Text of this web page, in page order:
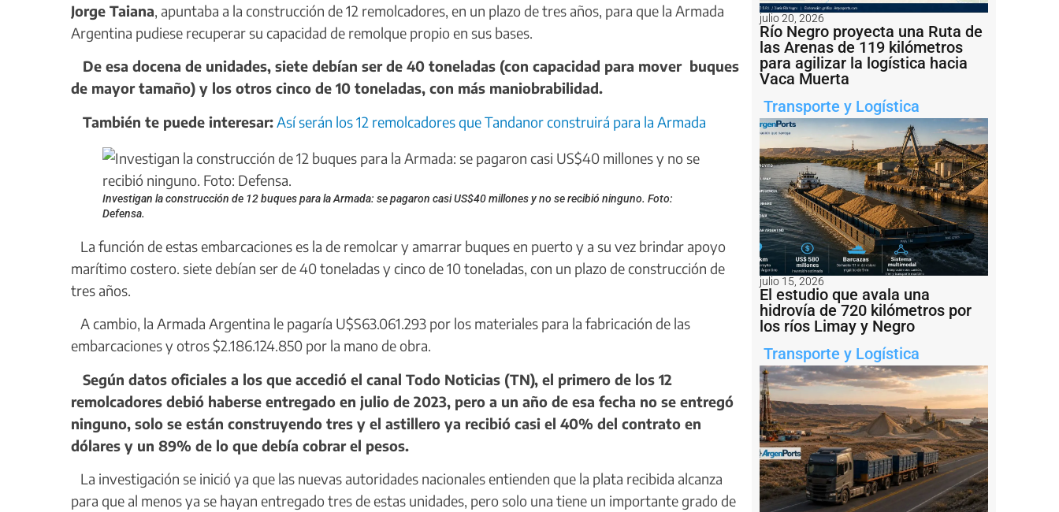
Jorge Taiana, apuntaba a la construcción de 12 remolcadores, en un plazo de tres años, para que la Armada
Argentina pudiese recuperar su capacidad de remolque propio en sus bases.
De esa docena de unidades, siete debían ser de 40 toneladas (con capacidad para mover buques
de mayor tamaño) y los otros cinco de 10 toneladas, con más maniobrabilidad.
También te puede interesar:Así serán los 12 remolcadores que Tandanor construirá para la Armada
Investigan la construcción de 12 buques para la Armada: se pagaron casi US$40 millones y no se recibió ninguno. Foto:
Defensa.
La función de estas embarcaciones es la de remolcar y amarrar buques en puerto y a su vez brindar apoyo
marítimo costero. siete debían ser de 40 toneladas y cinco de 10 toneladas, con un plazo de construcción de
tres años.
A cambio, la Armada Argentina le pagaría U$S63.061.293 por los materiales para la fabricación de las
embarcaciones y otros $2.186.124.850 por la mano de obra.
Según datos oficiales a los que accedió el canal Todo Noticias (TN), el primero de los 12
remolcadores debió haberse entregado en julio de 2023, pero a un año de esa fecha no se entregó
ninguno, solo se están construyendo tres y el astillero ya recibió casi el 40% del contrato en
dólares y un 89% de lo que debía cobrar el pesos.
La investigación se inició ya que las nuevas autoridades nacionales entienden que la plata recibida alcanza
para que al menos ya se hayan entregado tres de estas unidades, pero solo una tiene un importante grado de
julio 20, 2026
Río Negro proyecta una Ruta de
las Arenas de 119 kilómetros
para agilizar la logística hacia
Vaca Muerta
Transporte y Logística
julio 15, 2026
El estudio que avala una
hidrovía de 720 kilómetros por
los ríos Limay y Negro
Transporte y Logística